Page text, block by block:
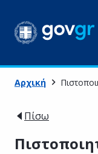
Αρχική
Πίσω